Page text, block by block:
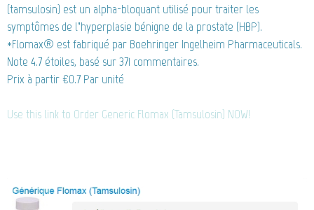
(tamsulosin) est un alpha-bloquant utilisé pour traiter les
symptômes de l’hyperplasie bénigne de la prostate (HBP).
*Flomax® est fabriqué par Boehringer Ingelheim Pharmaceuticals.
Note 4.7 étoiles, basé sur371 commentaires.
Prix à partir€0.7 Par unité
Use this link to Order Generic Flomax (Tamsulosin) NOW!